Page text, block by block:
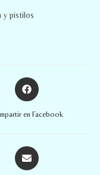
y pistilos
en Facebook